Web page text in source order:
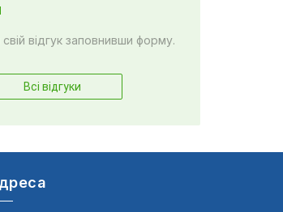
відгук заповнивши форму.
Всі відгуки